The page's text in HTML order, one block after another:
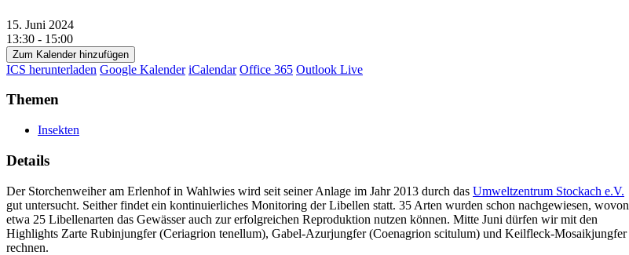
15. Juni 2024
13:30 - 15:00
Zum Kalender hinzufügen
ICS herunterladen Google Kalender iCalendar Office 365 Outlook Live
Themen
Insekten
Details
Der Storchenweiher am Erlenhof in Wahlwies wird seit seiner Anlage im Jahr 2013 durch das Umweltzentrum Stockach e.V.
gut untersucht. Seither findet ein kontinuierliches Monitoring der Libellen statt. 35 Arten wurden schon nachgewiesen, wovon
etwa 25 Libellenarten das Gewässer auch zur erfolgreichen Reproduktion nutzen können. Mitte Juni dürfen wir mit den
Highlights Zarte Rubinjungfer (Ceriagrion tenellum), Gabel-Azurjungfer (Coenagrion scitulum) und Keilfleck-Mosaikjungfer
rechnen.